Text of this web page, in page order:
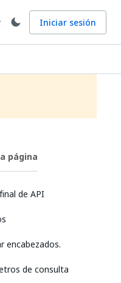
Iniciar sesión
página
de API
encabezados.
de consulta